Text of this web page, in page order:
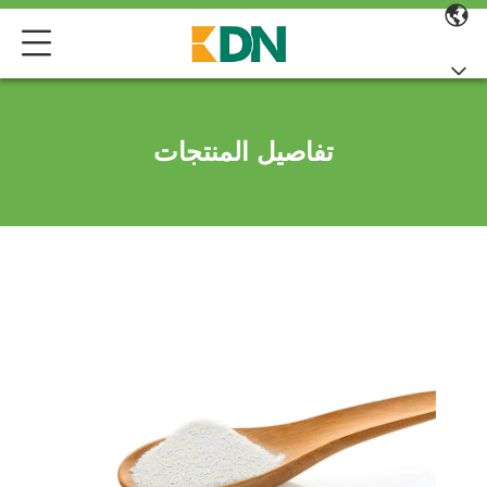
تفاصيل المنتجات